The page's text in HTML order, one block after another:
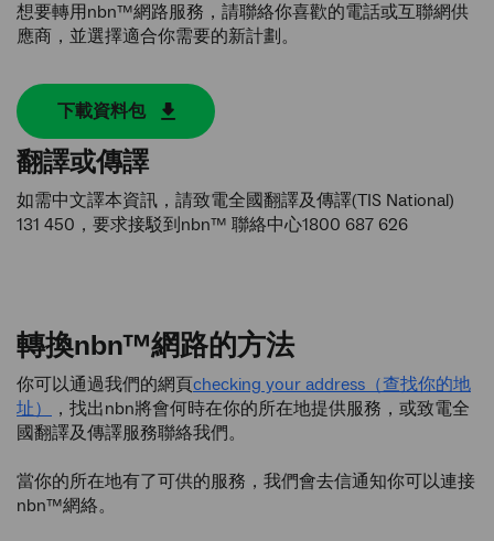
想要轉用nbn™網路服務，請聯絡你喜歡的電話或互聯網供
應商，並選擇適合你需要的新計劃。
下載資料包
翻譯或傳譯
如需中文譯本資訊，請致電全國翻譯及傳譯(TIS National)
131 450 ，要求接駁到nbn™ 聯絡中心1800 687 626
轉換nbn™網路的方法
你可以通過我們的網頁checking your address（查找你的地
址）
，找出nbn將會何時在你的所在地提供服務，或致電全
國翻譯及傳譯服務聯絡我們。
當你的所在地有了可供的服務，我們會去信通知你可以連接
nbn™網絡。